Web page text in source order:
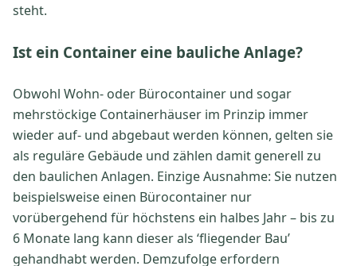
steht.
Ist ein Container eine bauliche Anlage?
Obwohl Wohn- oder Bürocontainer und sogar
mehrstöckige Containerhäuser im Prinzip immer
wieder auf- und abgebaut werden können, gelten sie
als reguläre Gebäude und zählen damit generell zu
den baulichen Anlagen. Einzige Ausnahme: Sie nutzen
beispielsweise einen Bürocontainer nur
vorübergehend für höchstens ein halbes Jahr – bis zu
6 Monate lang kann dieser als ‘fliegender Bau’
gehandhabt werden. Demzufolge erfordern